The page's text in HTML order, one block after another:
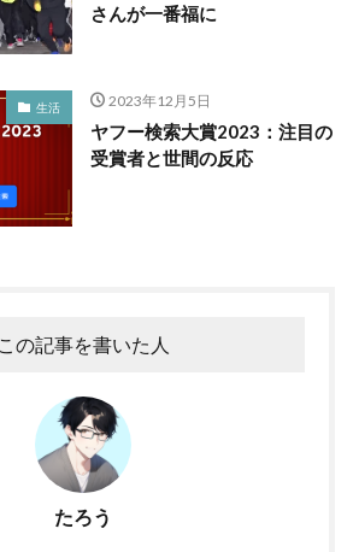
さんが一番福に
生活 2023年12月5日
ヤフー検索大賞2023：注目の
受賞者と世間の反応
この記事を書いた人
たろう